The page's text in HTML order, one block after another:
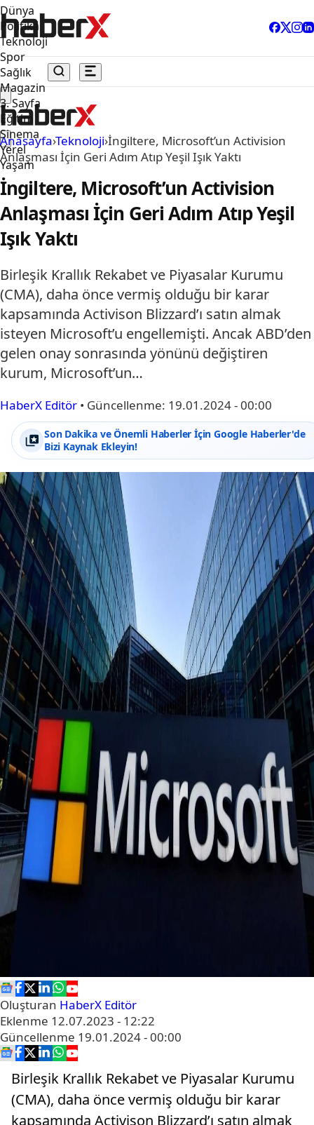
Dünya
Politika
Teknoloji
Spor
Sağlık
Magazin
3. Sayfa
Eğitim
Sinema
Yerel
Yaşam
Anasayfa›Teknoloji›İngiltere, Microsoft’un Activision
Anlaşması İçin Geri Adım Atıp Yeşil Işık Yaktı
İngiltere, Microsoft’un Activision
Anlaşması İçin Geri Adım Atıp Yeşil
Işık Yaktı
Birleşik Krallık Rekabet ve Piyasalar Kurumu
(CMA), daha önce vermiş olduğu bir karar
kapsamında Activison Blizzard’ı satın almak
isteyen Microsoft’u engellemişti. Ancak ABD’den
gelen onay sonrasında yönünü değiştiren
kurum, Microsoft’un…
HaberX Editör • Güncellenme: 19.01.2024 - 00:00
Son Dakika ve Önemli Haberler İçin Google Haberler'de
Bizi Kaynak Ekleyin!
Oluşturan HaberX Editör
Eklenme 12.07.2023 - 12:22
Güncellenme 19.01.2024 - 00:00
Birleşik Krallık Rekabet ve Piyasalar Kurumu
(CMA), daha önce vermiş olduğu bir karar
kapsamında Activison Blizzard’ı satın almak